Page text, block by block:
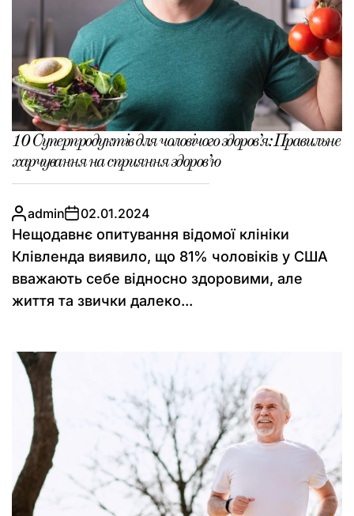
10 Суперпродуктів для чоловічого здоров’я: Правильне
харчування на сприяння здоров’ю
admin 02.01.2024
Нещодавнє опитування відомої клініки
Клівленда виявило, що 81% чоловіків у США
вважають себе відносно здоровими, але
життя та звички далеко...